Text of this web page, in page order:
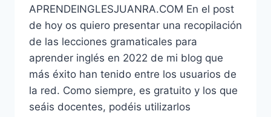
APRENDEINGLESJUANRA.COM En el post
de hoy os quiero presentar una recopilación
de las lecciones gramaticales para
aprender inglés en 2022 de mi blog que
más éxito han tenido entre los usuarios de
la red. Como siempre, es gratuito y los que
seáis docentes, podéis utilizarlos